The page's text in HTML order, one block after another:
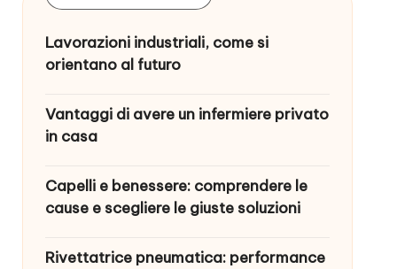
Lavorazioni industriali, come si
orientano al futuro
Vantaggi di avere un infermiere privato
in casa
Capelli e benessere: comprendere le
cause e scegliere le giuste soluzioni
Rivettatrice pneumatica: performance